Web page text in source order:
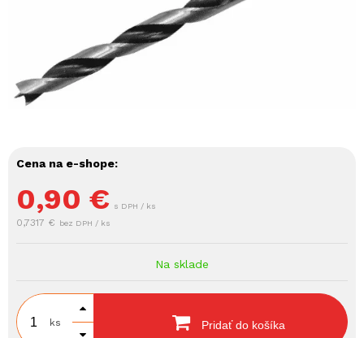
Cena na e-shope:
0,90 € s DPH / ks
0,7317 € bez DPH / ks
Na sklade
ks Pridať do košíka